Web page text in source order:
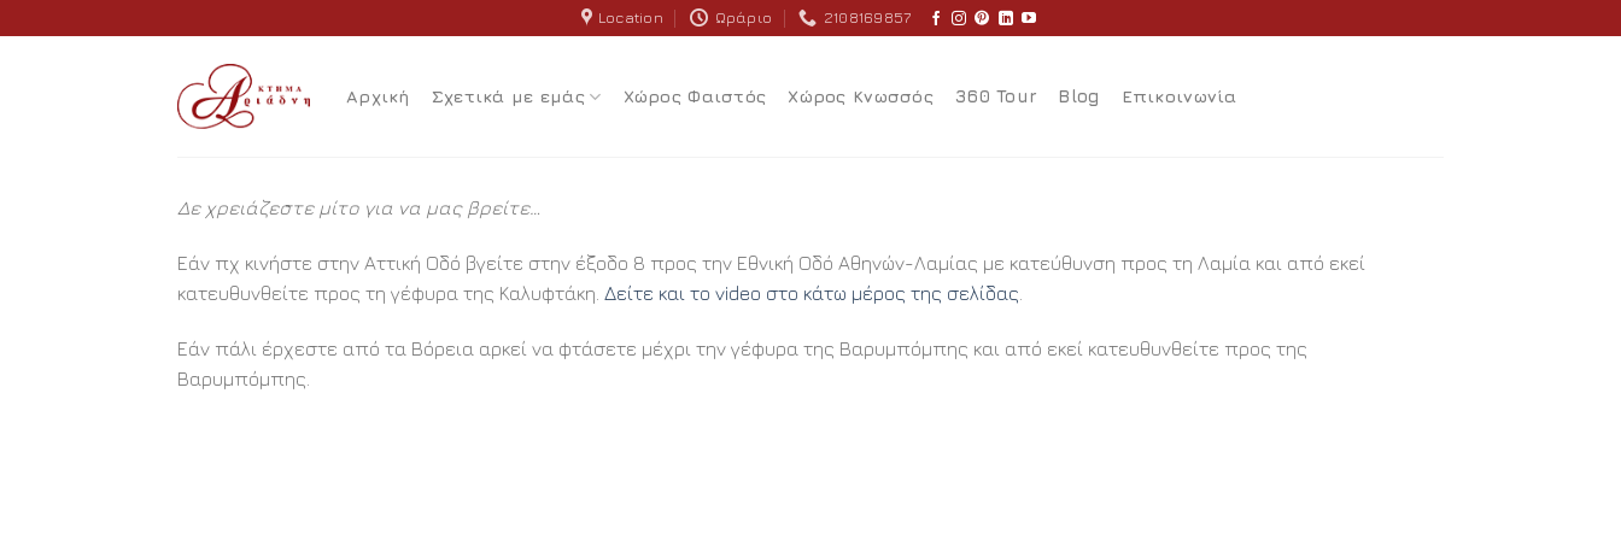
Location Ωράριο 2108169857
Αρχική Σχετικά με εμάς Χώρος Φαιστός Χώρος Κνωσσός 360 Tour Blog Επικοινωνία
Δε χρειάζεστε μίτο για να μας βρείτε…
Εάν πχ κινήστε στην Αττική Οδό βγείτε στην έξοδο 8 προς την Εθνική Οδό Αθηνών-Λαμίας με κατεύθυνση προς τη Λαμία και από εκεί
κατευθυνθείτε προς τη γέφυρα της Καλυφτάκη. Δείτε και το video στο κάτω μέρος της σελίδας
Εάν πάλι έρχεστε από τα Βόρεια αρκεί να φτάσετε μέχρι την γέφυρα της Βαρυμπόμπης και από εκεί κατευθυνθείτε προς της
Βαρυμπόμπης.